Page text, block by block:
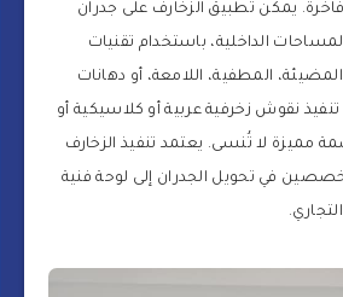
يمكن تطبيق الزخارف على جدران
الداخلية، باستخدام تقنيات
المطفية، اللامعة، أو دهانات
نقوش زخرفية عربية أو كلاسيكية أو
مميزة لا تُنسى. يعتمد تنفيذ الزخارف
في تحويل الجدران إلى لوحة فنية